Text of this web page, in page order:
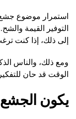
استمرار موضوع جشع
التوفير القيمة
إلى ذلك، إذا كنت
ومع ذلك، والناس
الوقت قد حان
يكون الجشع